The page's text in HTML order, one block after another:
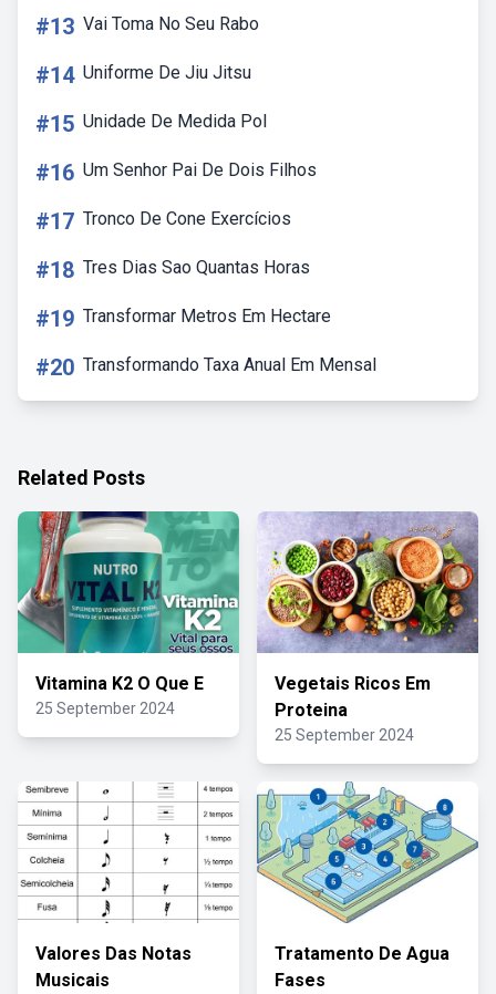
#13 Vai Toma No Seu Rabo
#14 Uniforme De Jiu Jitsu
#15 Unidade De Medida Pol
#16 Um Senhor Pai De Dois Filhos
#17 Tronco De Cone Exercícios
#18 Tres Dias Sao Quantas Horas
#19 Transformar Metros Em Hectare
#20 Transformando Taxa Anual Em Mensal
Related Posts
Vitamina K2 O Que E
25 September 2024
Vegetais Ricos Em
Proteina
25 September 2024
Valores Das Notas
Musicais
Tratamento De Agua
Fases